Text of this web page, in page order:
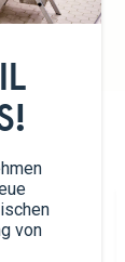
von
Article nb.
61145 (x36)